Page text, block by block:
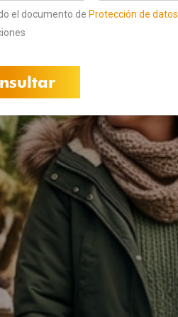
el documento de Protección de datos